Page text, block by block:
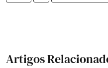
Artigos